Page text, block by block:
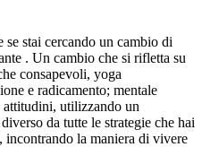
se stai cercando un cambio di
. Un cambio che si rifletta su
consapevoli, yoga
e radicamento; mentale
attitudini, utilizzando un
da tutte le strategie che hai
la maniera di vivere